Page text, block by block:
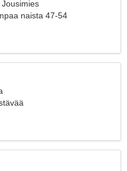
naista 47-54